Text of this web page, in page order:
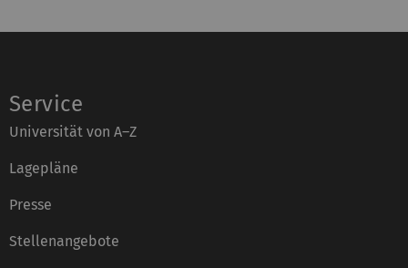
Service
Universität von A–Z
Lagepläne
Presse
Stellenangebote